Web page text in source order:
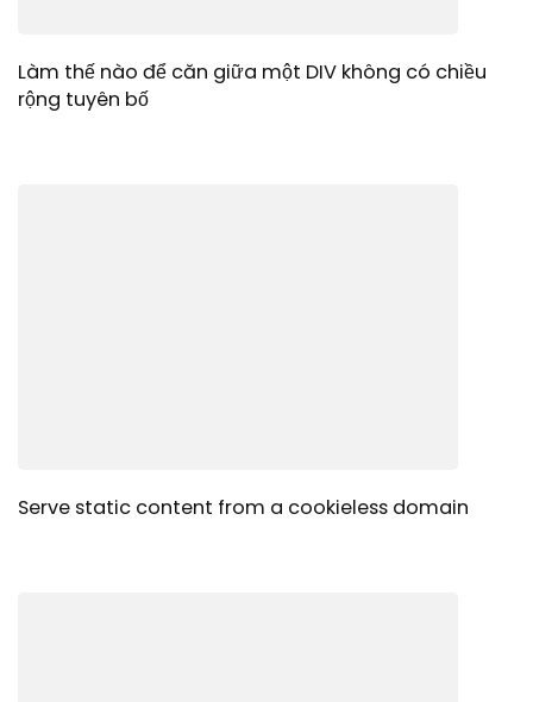
Làm thế nào để căn giữa một DIV không có chiều
rộng tuyên bố
Serve static content from a cookieless domain